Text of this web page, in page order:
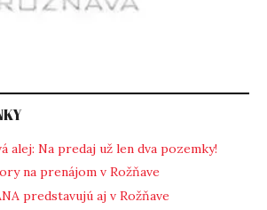
alej: Na predaj už len dva pozemky!
na prenájom v Rožňave
predstavujú aj v Rožňave